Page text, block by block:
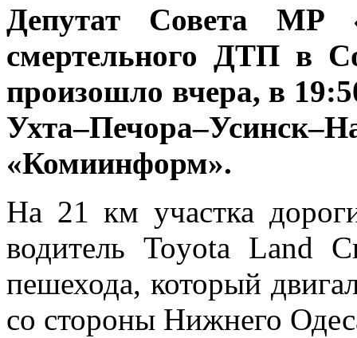
Депутат Совета МР
смертельного ДТП в
произошло вчера, в
«Комиинформ».
На 21 км участка
водитель Toyota Land
пешехода, который
со стороны Нижнего